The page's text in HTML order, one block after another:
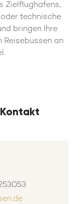
Zielflughafens,
technische
bringen Ihre
Reisebussen an